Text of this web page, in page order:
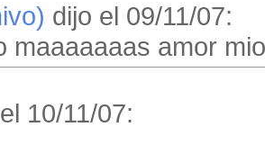
dijo el 09/11/07:
maaaaaaas amor
10/11/07: